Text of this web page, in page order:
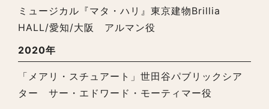
ミュージカル『マタ・ハリ』東京建物Brillia
HALL/愛知/大阪 アルマン役
2020年
「メアリ・スチュアート」世田谷パブリックシア
ター サー・エドワード・モーティマー役